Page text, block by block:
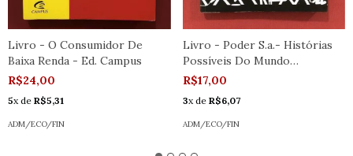
Livro - O Consumidor De
Baixa Renda - Ed. Campus
R$24,00
5x de R$5,31
ADM/ECO/FIN
Livro - Poder S.a.- Histórias
Possíveis Do Mundo
Corporativo
R$17,00
3x de R$6,07
ADM/ECO/FIN